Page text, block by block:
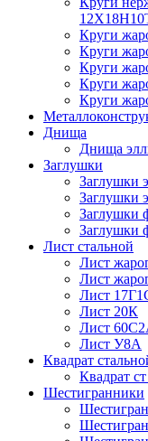
Круги
Круги
Круги
Круги
Круги
Днища
Днища
Заглушки
Заглушки
Заглушки
Заглушки
Заглушки
Лист стальной
Лист
Лист
Лист
Лист 20К
Лист
Лист У8А
Квадрат
Квадрат
Шестигранники